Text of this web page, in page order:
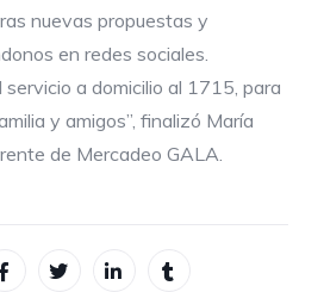
nuevas propuestas y
en redes sociales.
a domicilio al 1715, para
y amigos”, finalizó María
de Mercadeo GALA.